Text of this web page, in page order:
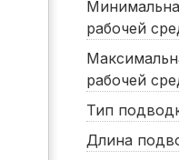
рабочей
рабочей
Тип
Длина